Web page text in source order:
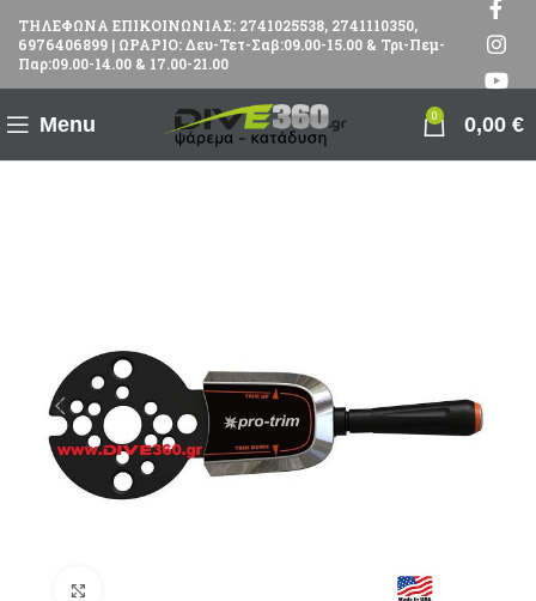
ΤΗΛΕΦΩΝΑ ΕΠΙΚΟΙΝΩΝΙΑΣ: 2741025538, 2741110350,
6976406899 | ΩΡΑΡΙΟ: Δευ-Τετ-Σαβ:09.00-15.00 & Τρι-Πεμ-
Παρ:09.00-14.00 & 17.00-21.00
Menu 0 0,00 €